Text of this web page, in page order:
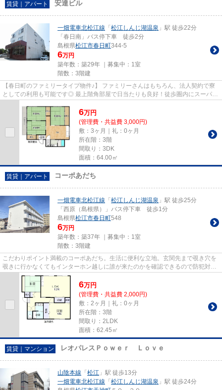
賃貸｜アパート 安達ビル
一畑電車北松江線 「 松江しんじ湖温泉 」駅 徒歩22分
「春日南」バス停下車 徒歩2分
島根県松江市春日町344-5
6万円
築年数：築29年 ｜募集中： 1室
階数：3階建
【春日町のファミリータイプ物件♪】 ファミリーさんはもちろん、法人契約で寮
としての利用も可能です◎ 最上階角部屋で日当たりも良好！徒歩圏内にスーパ
6万円
(管理費・共益費 3,000円)
敷：3ヶ月｜礼：0ヶ月
所在階：3階
間取り：3DK
面積：64.00㎡
賃貸｜アパート コーポあだち
一畑電車北松江線 「 松江しんじ湖温泉 」駅 徒歩25分
「西原（島根県）」バス停下車 徒歩1分
島根県松江市春日町548
6万円
築年数：築37年 ｜募集中： 1室
階数：3階建
こだわりポイント満載のコーポあだち。生活に便利な立地。玄関先まで覗き穴を
覗きに行かなくてもインターホン越しに誰が来たのかを確認できるので防犯対策
につながります。室内設備は...
6万円
(管理費・共益費 2,000円)
敷：2ヶ月｜礼：0ヶ月
所在階：3階
間取り：2LDK
面積：62.45㎡
賃貸｜マンション レオパレスＰｏｗｅｒ Ｌｏｖｅ
山陰本線 「 松江 」駅 徒歩13分
一畑電車北松江線 「 松江しんじ湖温泉 」駅 徒歩24分